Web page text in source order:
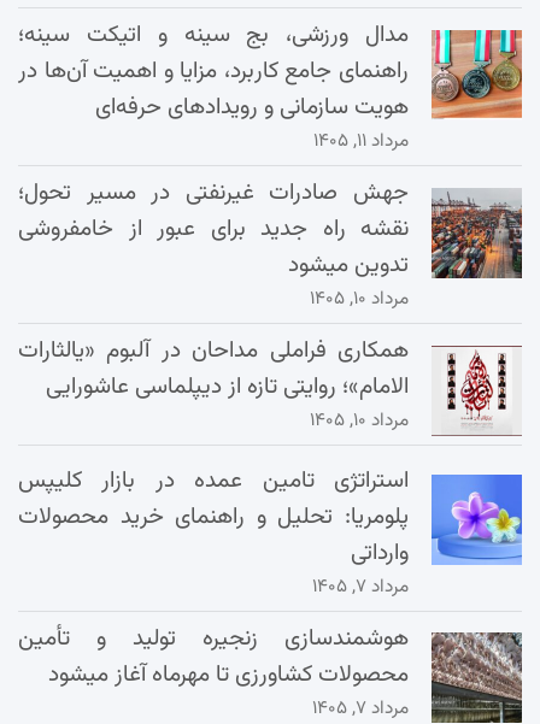
مدال ورزشی، بج سینه و اتیکت سینه؛
راهنمای جامع کاربرد، مزایا و اهمیت آن‌ها در
هویت سازمانی و رویدادهای حرفه‌ای
مرداد ۱۱, ۱۴۰۵
جهش صادرات غیرنفتی در مسیر تحول؛
نقشه راه جدید برای عبور از خامفروشی
تدوین میشود
مرداد ۱۰, ۱۴۰۵
همکاری فراملی مداحان در آلبوم «یالثارات
الامام»؛ روایتی تازه از دیپلماسی عاشورایی
مرداد ۱۰, ۱۴۰۵
استراتژی تامین عمده در بازار کلیپس
پلومریا: تحلیل و راهنمای خرید محصولات
وارداتی
مرداد ۷, ۱۴۰۵
هوشمندسازی زنجیره تولید و تأمین
محصولات کشاورزی تا مهرماه آغاز میشود
مرداد ۷, ۱۴۰۵